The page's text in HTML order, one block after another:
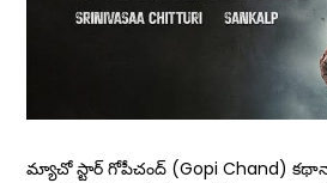
మ్యాచో స్టార్ గోపీచంద్‌ (Gopi Chand)